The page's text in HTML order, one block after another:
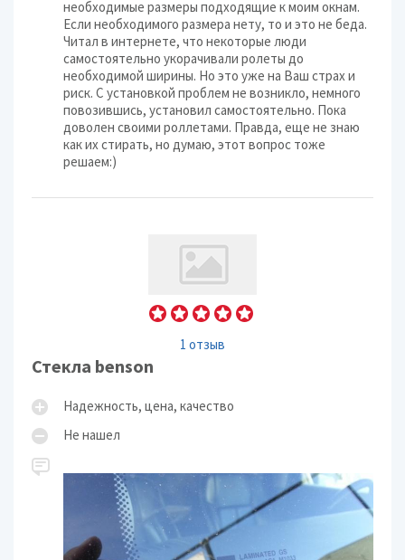
необходимые размеры подходящие к моим окнам.
Если необходимого размера нету, то и это не беда.
Читал в интернете, что некоторые люди
самостоятельно укорачивали ролеты до
необходимой ширины. Но это уже на Ваш страх и
риск. С установкой проблем не возникло, немного
повозившись, установил самостоятельно. Пока
доволен своими роллетами. Правда, еще не знаю
как их стирать, но думаю, этот вопрос тоже
решаем:)
1 отзыв
Стекла benson
Надежность, цена, качество
Не нашел